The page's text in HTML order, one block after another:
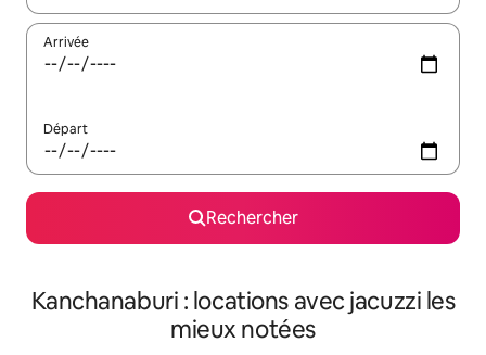
Arrivée
Départ
Rechercher
Kanchanaburi : locations avec jacuzzi les
mieux notées